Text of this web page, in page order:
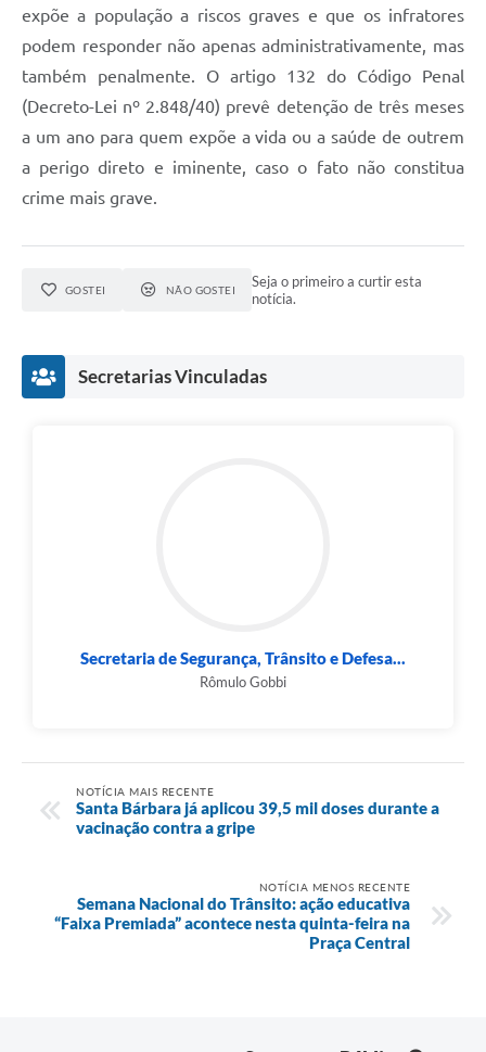
expõe a população a riscos graves e que os infratores
podem responder não apenas administrativamente, mas
também penalmente. O artigo 132 do Código Penal
(Decreto-Lei nº 2.848/40) prevê detenção de três meses
a um ano para quem expõe a vida ou a saúde de outrem
a perigo direto e iminente, caso o fato não constitua
crime mais grave.
GOSTEI NÃO GOSTEI
Seja o primeiro a curtir esta
notícia.
Secretarias Vinculadas
Secretaria de Segurança, Trânsito e Defesa...
Rômulo Gobbi
NOTÍCIA MAIS RECENTE
Santa Bárbara já aplicou 39,5 mil doses durante a
vacinação contra a gripe
NOTÍCIA MENOS RECENTE
Semana Nacional do Trânsito: ação educativa
“Faixa Premiada” acontece nesta quinta-feira na
Praça Central